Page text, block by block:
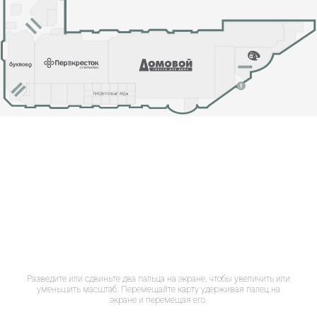
Разведите или сдвиньте два пальца на экране, чтобы увеличить или
уменьшить масштаб. Перемещайте карту удерживая палец на
экране и перемещая его.